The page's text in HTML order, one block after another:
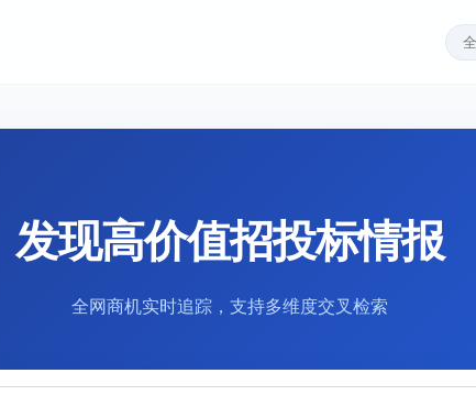
发现高价值招投标情报
全网商机实时追踪，支持多维度交叉检索